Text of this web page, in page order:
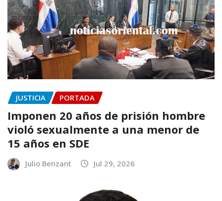
JUSTICIA PORTADA
Imponen 20 años de prisión hombre
violó sexualmente a una menor de
15 años en SDE
Julio Benzant Jul 29, 2026